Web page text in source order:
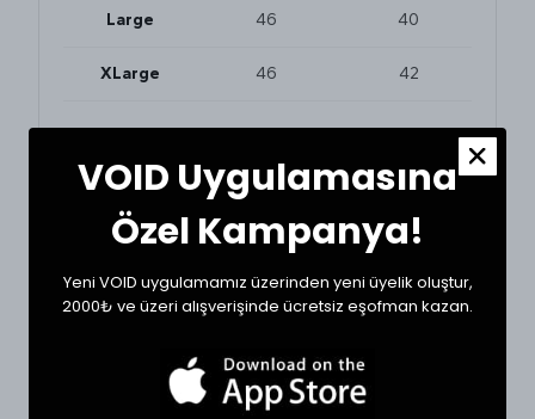
Large 46 40
XLarge 46 42
BEDEN VE UYUMLULUK
Tekstil ürünlerinde beden seçimi modellere göre
değişkenlik gösterebilir. En doğru seçim için
dolabınızdaki beğendiğiniz bir ürünün ölçülerini alıp
* Ölçülerde +1/-1 cm farklılık olabilir.
VOID Uygulamasına
Özel Kampanya!
Yeni VOID uygulamamız üzerinden yeni üyelik oluştur,
2000₺ ve üzeri alışverişinde ücretsiz eşofman kazan.